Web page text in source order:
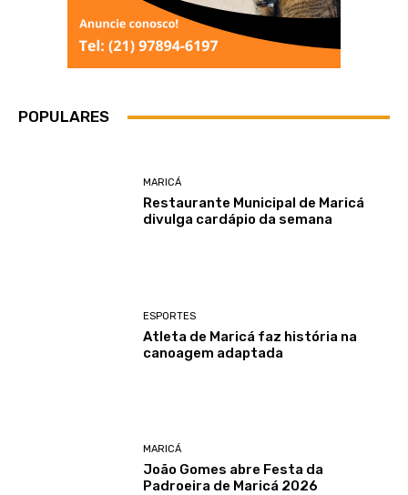
POPULARES
MARICÁ
Restaurante Municipal de Maricá
divulga cardápio da semana
ESPORTES
Atleta de Maricá faz história na
canoagem adaptada
MARICÁ
João Gomes abre Festa da
Padroeira de Maricá 2026